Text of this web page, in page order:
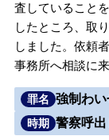
刑事事件に
刑事事
査していること
したところ、取
しました。依頼
事務所へ相談に
罪名 強制わ
時期 警察呼